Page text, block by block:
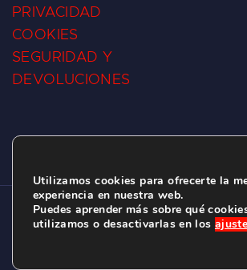
PRIVACIDAD
COOKIES
SEGURIDAD Y
DEVOLUCIONES
CLUB DE SURF LAS DUNAS ©2026.
C/ BERNARDO ÁLVAREZ GALAN 1,
Utilizamos cookies para ofrecerte la
experiencia en nuestra web.
Puedes aprender más sobre qué
utilizamos o desactivarlas en los